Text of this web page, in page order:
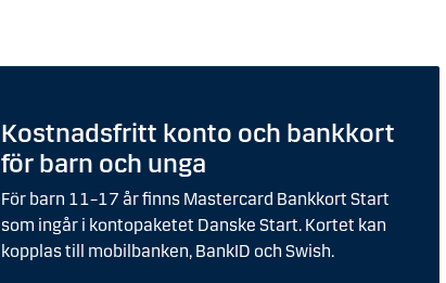
Kostnadsfritt konto och bankkort
för barn och unga
För barn 11–17 år finns Mastercard Bankkort Start
som ingår i kontopaketet Danske Start. Kortet kan
kopplas till mobilbanken, BankID och Swish.